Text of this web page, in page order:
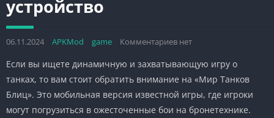
устройство
06.11.2024 APKMod game Комментариев нет
Если вы ищете динамичную и захватывающую игру о
танках, то вам стоит обратить внимание на «Мир Танков
Блиц». Это мобильная версия известной игры, где игроки
могут погрузиться в ожесточенные бои на бронетехнике.